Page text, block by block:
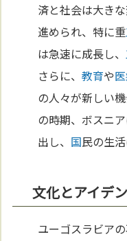
済と社会は大きな
進められ、特に重
は急速に成長し、
さらに、教育や
の人々が新しい
の時期、ボスニ
出し、 国民の生
文化とアイデ
ユーゴスラビアの